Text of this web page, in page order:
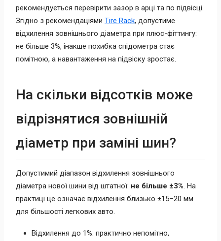
рекомендується перевірити зазор в арці та по підвісці.
Згідно з рекомендаціями Tire Rack, допустиме
відхилення зовнішнього діаметра при плюс-фіттингу:
не більше 3%, інакше похибка спідометра стає
помітною, а навантаження на підвіску зростає.
На скільки відсотків може
відрізнятися зовнішній
діаметр при заміні шин?
Допустимий діапазон відхилення зовнішнього
діаметра нової шини від штатної: не більше ±3% . На
практиці це означає відхилення близько ±15–20 мм
для більшості легкових авто.
Відхилення до 1%: практично непомітно,